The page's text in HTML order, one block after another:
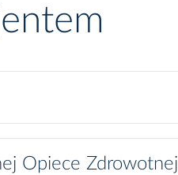
Opiece Zdrowotnej